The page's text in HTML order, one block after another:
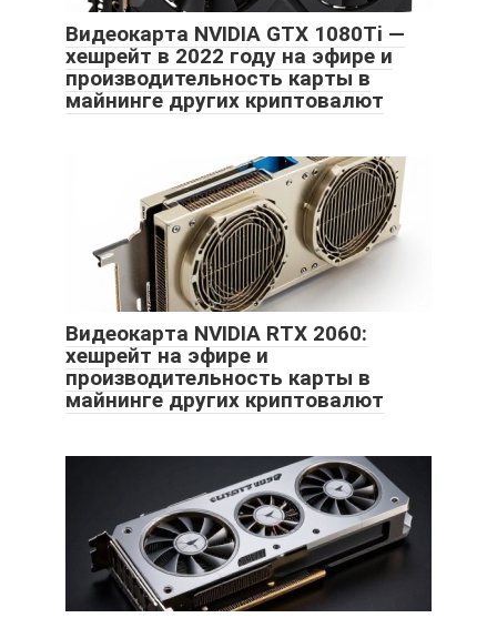
Видеокарта NVIDIA GTX 1080Ti —
хешрейт в 2022 году на эфире и
производительность карты в
майнинге других криптовалют
Видеокарта NVIDIA RTX 2060:
хешрейт на эфире и
производительность карты в
майнинге других криптовалют